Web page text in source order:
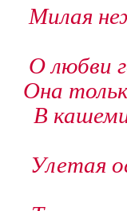
Милая
О любви
Она
В
Улетая